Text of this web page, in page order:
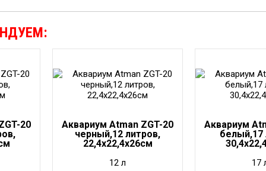
20
Аквариум Atman ZGT-20
черный,12 литров,
22,4х22,4х26см
12 л
Аквариум
белый,17
17